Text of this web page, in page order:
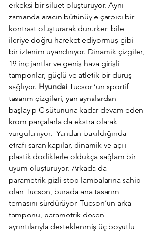
erkeksi bir siluet oluşturuyor. Aynı
zamanda aracın bütünüyle çarpıcı bir
kontrast oluşturarak dururken bile
ileriye doğru hareket ediyormuş gibi
bir izlenim uyandırıyor. Dinamik çizgiler,
19 inç jantlar ve geniş hava girişli
tamponlar, güçlü ve atletik bir duruş
sağlıyor. Hyundai Tucson’un sportif
tasarım çizgileri, yan aynalardan
başlayıp C sütununa kadar devam eden
krom parçalarla da ekstra olarak
vurgulanıyor.  Yandan bakıldığında
etrafı saran kapılar, dinamik ve açılı
plastik dodiklerle oldukça sağlam bir
uyum oluşturuyor. Arkada da
parametrik gizli stop lambalarına sahip
olan Tucson, burada ana tasarım
temasını sürdürüyor. Tucson’un arka
tamponu, parametrik desen
ayrıntılarıyla desteklenmiş üç boyutlu